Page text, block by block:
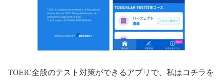
TOEIC全般のテスト対策ができるアプリで、私はコチラを